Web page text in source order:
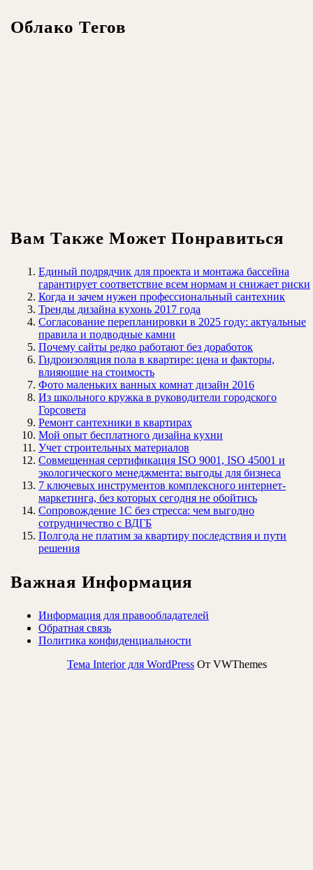
Облако Тегов
Вам Также Может Понравиться
Единый подрядчик для проекта и монтажа бассейна
гарантирует соответствие всем нормам и снижает риски
Когда и зачем нужен профессиональный сантехник
Тренды дизайна кухонь 2017 года
Согласование перепланировки в 2025 году: актуальные
правила и подводные камни
Почему сайты редко работают без доработок
Гидроизоляция пола в квартире: цена и факторы,
влияющие на стоимость
Фото маленьких ванных комнат дизайн 2016
Из школьного кружка в руководители городского
Горсовета
Ремонт сантехники в квартирах
Мой опыт бесплатного дизайна кухни
Учет строительных материалов
Совмещенная сертификация ISO 9001, ISO 45001 и
экологического менеджмента: выгоды для бизнеса
7 ключевых инструментов комплексного интернет-
маркетинга, без которых сегодня не обойтись
Сопровождение 1С без стресса: чем выгодно
сотрудничество с ВДГБ
Полгода не платим за квартиру последствия и пути
решения
Важная Информация
Информация для правообладателей
Обратная связь
Политика конфиденциальности
Тема Interior для WordPress От VWThemes